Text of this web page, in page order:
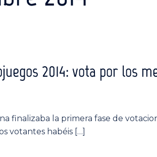
2014: vota por los
finalizaba la primera fase de
votantes habéis […]